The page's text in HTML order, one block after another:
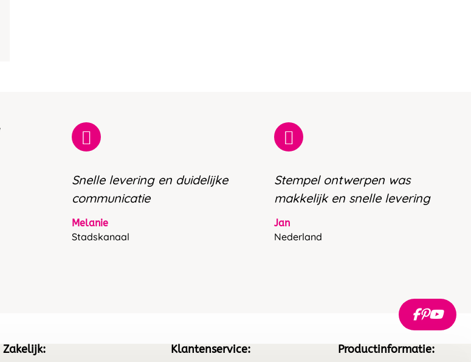
Snelle levering en duidelijke
communicatie
Melanie
Stadskanaal
Stempel ontwerpen was
makkelijk en snelle levering
Jan
Nederland
Zakelijk: Klantenservice: Productinformatie: